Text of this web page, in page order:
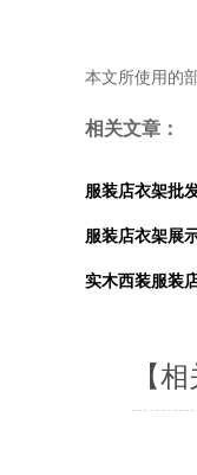
本文所使用的
相关文章：
服装店衣架批
服装店衣架展
实木西装服装
【